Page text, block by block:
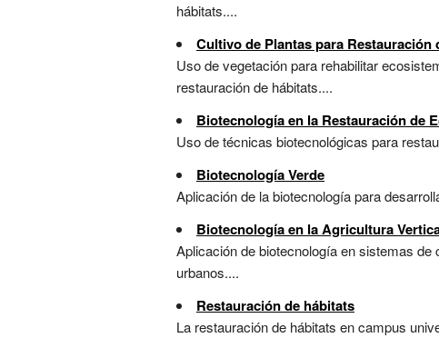
hábitats....
Cultivo de Plantas para Restauración
Uso de vegetación para rehabilitar
restauración de hábitats....
Biotecnología en la Restauración de
Uso de técnicas biotecnológicas para
Biotecnología Verde
Aplicación de la biotecnología para
Biotecnología en la Agricultura
Aplicación de biotecnología en sistemas
urbanos....
Restauración de hábitats
La restauración de hábitats en campus